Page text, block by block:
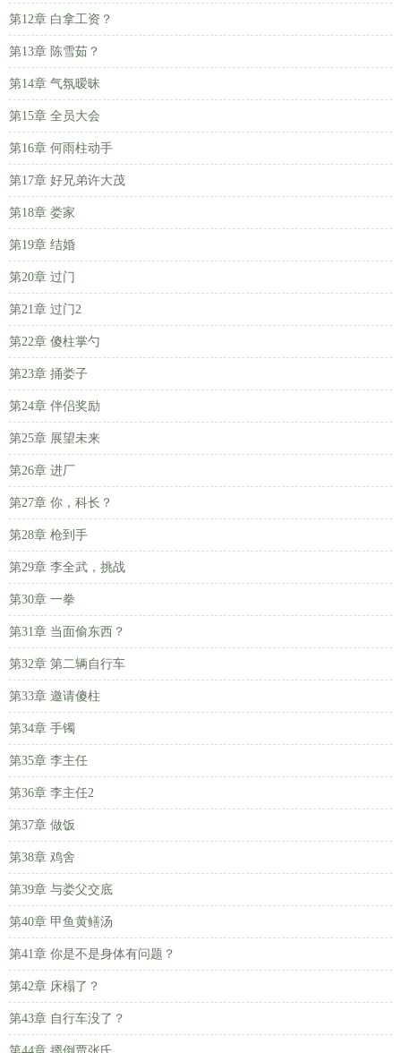
第12章 白拿工资？
第13章 陈雪茹？
第14章 气氛暧昧
第15章 全员大会
第16章 何雨柱动手
第17章 好兄弟许大茂
第18章 娄家
第19章 结婚
第20章 过门
第21章 过门2
第22章 傻柱掌勺
第23章 捅娄子
第24章 伴侣奖励
第25章 展望未来
第26章 进厂
第27章 你，科长？
第28章 枪到手
第29章 李全武，挑战
第30章 一拳
第31章 当面偷东西？
第32章 第二辆自行车
第33章 邀请傻柱
第34章 手镯
第35章 李主任
第36章 李主任2
第37章 做饭
第38章 鸡舍
第39章 与娄父交底
第40章 甲鱼黄鳝汤
第41章 你是不是身体有问题？
第42章 床榻了？
第43章 自行车没了？